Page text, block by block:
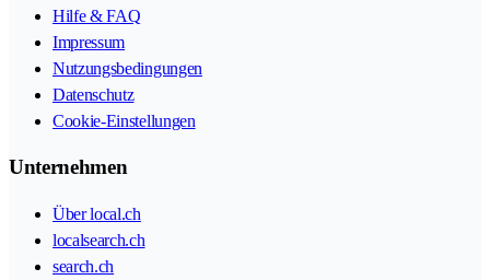
Hilfe & FAQ
Impressum
Nutzungsbedingungen
Datenschutz
Cookie-Einstellungen
Unternehmen
Über local.ch
localsearch.ch
search.ch